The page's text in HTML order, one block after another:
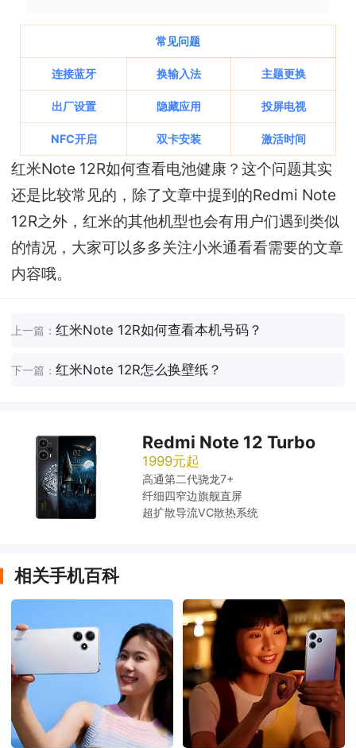
常见问题
连接蓝牙 换输入法 主题更换
出厂设置 隐藏应用 投屏电视
NFC开启 双卡安装 激活时间
红米Note 12R如何查看电池健康？这个问题其实
还是比较常见的，除了文章中提到的Redmi Note
12R之外，红米的其他机型也会有用户们遇到类似
的情况，大家可以多多关注小米通看看需要的文章
内容哦。
上一篇：红米Note 12R如何查看本机号码？
下一篇：红米Note 12R怎么换壁纸？
Redmi Note 12 Turbo
1999元起
高通第二代骁龙7+
纤细四窄边旗舰直屏
超扩散导流VC散热系统
相关手机百科